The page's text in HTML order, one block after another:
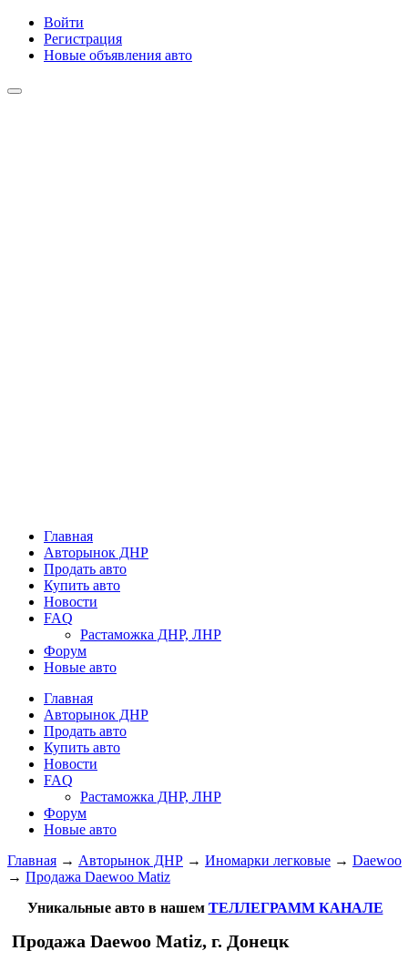
Войти
Регистрация
Новые объявления авто
Главная
Авторынок ДНР
Продать авто
Купить авто
Новости
FAQ
Растаможка ДНР, ЛНР
Форум
Новые авто
Главная
Авторынок ДНР
Продать авто
Купить авто
Новости
FAQ
Растаможка ДНР, ЛНР
Форум
Новые авто
Главная → Авторынок ДНР → Иномарки легковые → Daewoo
→ Продажа Daewoo Matiz
Уникальные авто в нашем ТЕЛЛЕГРАММ КАНАЛЕ
Продажа Daewoo Matiz, г. Донецк